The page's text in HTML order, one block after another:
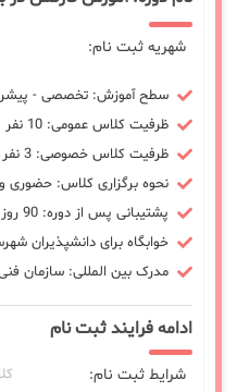
شهریه ثبت نام:
سطح آموزش: تخصصی -
ظرفیت کلاس عمومی: 10 نفر
ظرفیت کلاس خصوصی: 3 نفر
نحوه برگزاری کلاس: حضوری و
پشتیبانی پس از دوره: 90 روز
خوابگاه برای دانشپذیران
مدرک بین المللی: سازمان
ادامه فرایند ثبت نام
شرایط ثبت نام: